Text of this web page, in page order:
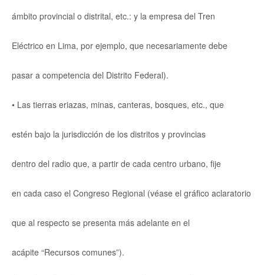
ámbito provincial o distrital, etc.: y la empresa del Tren
Eléctrico en Lima, por ejemplo, que necesariamente debe
pasar a competencia del Distrito Federal).
• Las tierras eriazas, minas, canteras, bosques, etc., que
estén bajo la jurisdicción de los distritos y provincias
dentro del radio que, a partir de cada centro urbano, fije
en cada caso el Congreso Regional (véase el gráfico aclaratorio
que al respecto se presenta más adelante en el
acápite “Recursos comunes”).